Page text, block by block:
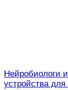
Нейробиологи
устройства